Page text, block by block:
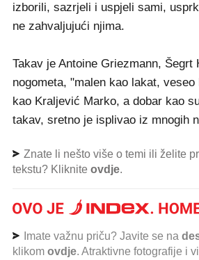
izborili, sazrjeli i uspjeli sami,
ne zahvaljujući njima.
Takav je Antoine Griezmann, Šegrt
nogometa, "malen kao lakat,
kao Kraljević Marko, a dobar kao
takav, sretno je isplivao iz mnogih
Znate li nešto više o temi ili želite
tekstu? Kliknite ovdje.
Imate važnu priču? Javite se na
klikom ovdje. Atraktivne fotografije i